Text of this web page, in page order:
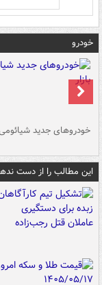
خودرو
خودروهای جدید شیائومی
این مطالب را از دست